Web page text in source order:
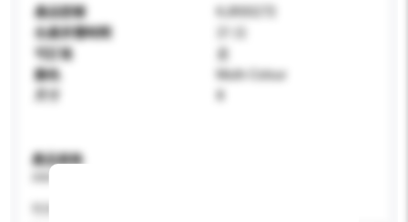
產品型號
KJR00272
生產所需時間
可訂造
是
顏色
Multi-Colour
產品規格